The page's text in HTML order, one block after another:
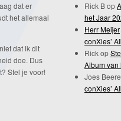
dat er
het allemaal
dat ik dit
doe. Dus
Stel je voor!
Rick Bop
het Jaar
Herr Meijer
conXies’
Rickop
Album van
Joes
conXies’